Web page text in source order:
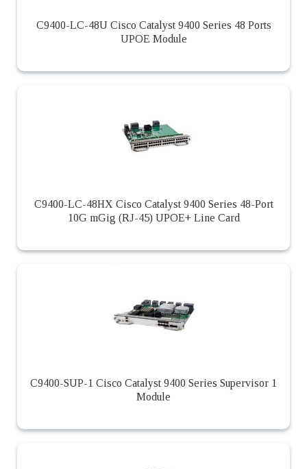
C9400-LC-48U Cisco Catalyst 9400 Series 48 Ports
UPOE Module
C9400-LC-48HX Cisco Catalyst 9400 Series 48-Port
10G mGig (RJ-45) UPOE+ Line Card
C9400-SUP-1 Cisco Catalyst 9400 Series Supervisor 1
Module